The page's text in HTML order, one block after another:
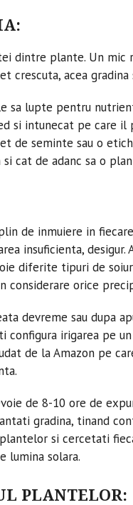
dintre plante. Un mic
crescuta, acea
sa lupte pentru
si intunecat pe care il
de seminte sau o
cat de adanc sa o
de inmuiere in
insuficienta,
diferite tipuri de
considerare orice
devreme sau dupa
configura irigarea pe
de la Amazon pe
de 8-10 ore de
gradina, tinand
si cercetati
lumina solara.
PLANTELOR: